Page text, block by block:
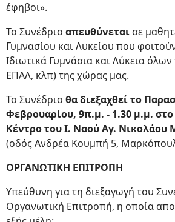
έφηβοι».
Το Συνέδριο απευθύνεται σε
Γυμνασίου και Λυκείου που
Ιδιωτικά Γυμνάσια και Λύκεια
ΕΠΑΛ, κλπ) της χώρας μας.
Το Συνέδριο θα διεξαχθεί το
Φεβρουαρίου, 9π.μ. - 1.30 μ.μ. στο
Κέντρο του Ι. Ναού Αγ.
(οδός Ανδρέα Κουμπή 5,
ΟΡΓΑΝΩΤΙΚΗ ΕΠΙΤΡΟΠΗ
Υπεύθυνη για τη διεξαγωγή του
Οργανωτική Επιτροπή, η οποία